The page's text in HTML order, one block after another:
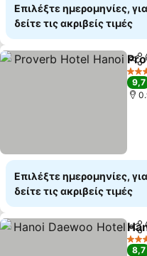
Επιλέξτε ημερομηνίες,
δείτε τις ακριβείς τιμές
5
9,7
Επιλέξτε ημερομηνίες,
δείτε τις ακριβείς τιμές
5
8,7